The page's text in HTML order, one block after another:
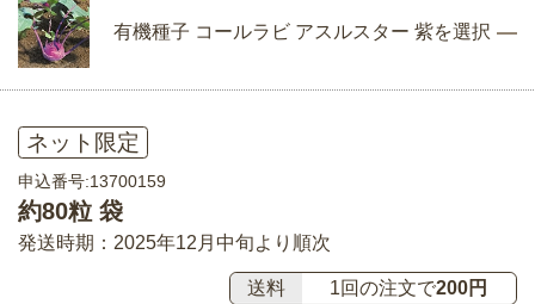
有機種子 コールラビ アスルスター 紫を選択
ネット限定
申込番号:13700159
約80粒 袋
発送時期：2025年12月中旬より順次
送料 1回の注文で200円